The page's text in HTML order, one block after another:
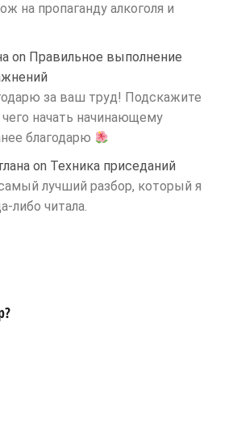
на пропаганду алкоголя и
on Правильное выполнение
за ваш труд! Подскажите
начать начинающему
благодарю
on Техника приседаний
лучший разбор, который я
либо читала.